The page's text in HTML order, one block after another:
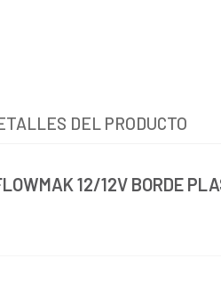
DEL PRODUCTO
12/12V BORDE